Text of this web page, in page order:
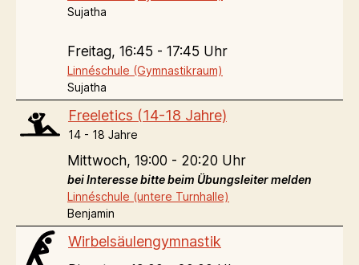
Sujatha
Freitag, 16:45 - 17:45 Uhr
Linnéschule (Gymnastikraum)
Sujatha
Freeletics (14-18 Jahre)
14 - 18 Jahre
Mittwoch, 19:00 - 20:20 Uhr
bei Interesse bitte beim Übungsleiter melden
Linnéschule (untere Turnhalle)
Benjamin
Wirbelsäulengymnastik